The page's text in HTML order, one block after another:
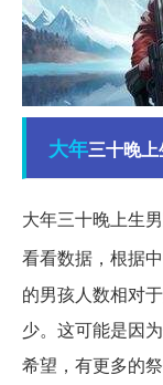
大年三十晚
大年三十晚上生
看看数据，根据
的男孩人数相对
少。这可能是因
希望，有更多的